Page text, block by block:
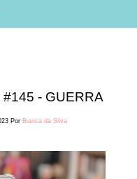
#145 - GUERRA
Por Bianca da Silva